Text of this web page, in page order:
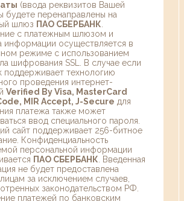
(ввода реквизитов Вашей
будете перенаправлены на
шлюз ПАО СБЕРБАНК
с платежным шлюзом и
информации осуществляется в
режиме с использованием
шифрования SSL. В случае если
поддерживает технологию
проведения интернет-
Verified By Visa, MasterCard
MIR Accept, J-Secure для
платежа также может
ввод специального пароля.
сайт поддерживает 256-битное
Конфиденциальность
персональной информации
ПАО СБЕРБАНК . Введенная
не будет предоставлена
за исключением случаев,
законодательством РФ.
платежей по банковским